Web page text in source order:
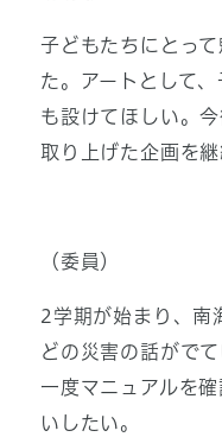
子どもたちにとっ
た。アートとして
も設けてほしい。
取り上げた企画を
（委員）
2学期が始まり、南
どの災害の話がで
一度マニュアルを
いしたい。